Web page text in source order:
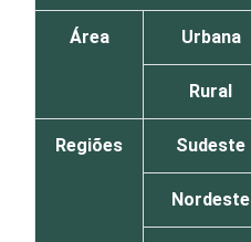
Área Urbana
Rural
Regiões Sudeste
Nordeste